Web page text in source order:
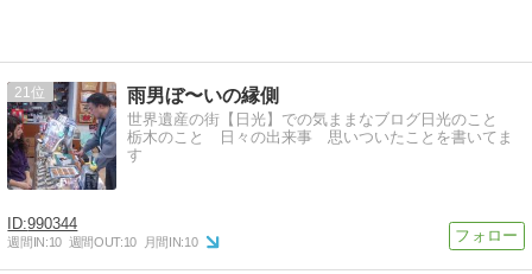
21 雨男ぼ〜いの縁側
世界遺産の街【日光】での気ままなブログ日光のこと
栃木のこと 日々の出来事 思いついたことを書いてま
す
990344
週間IN:10 週間OUT:10 月間IN:10